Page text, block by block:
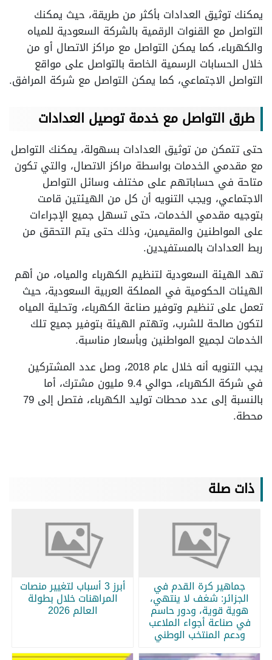
يمكنك توثيق العدادات بأكثر من طريقة، حيث يمكنك
التواصل مع القنوات الرقمية بالشركة السعودية للمياه
والكهرباء، كما يمكن التواصل مع مراكز الاتصال أو من
خلال الحسابات الرسمية الخاصة بالتواصل على مواقع
التواصل الاجتماعي، كما يمكن التواصل مع شركة المرافق.
طرق التواصل مع خدمة توصيل العدادات
حتى تتمكن من توثيق العدادات بسهولة، يمكنك التواصل
مع مقدمي الخدمات بواسطة مراكز الاتصال، والتي تكون
متاحة في حساباتهم على مختلف وسائل التواصل
الاجتماعي، ويجب التنويه أن كل من الهيئتين قامت
بتوجيه مقدمي الخدمات، حتى تسهل جميع الإجراءات
على المواطنين والمقيمين، وذلك حتى يتم التحقق من
ربط العدادات بالمستفيدين.
تهد الهيئة السعودية لتنظيم الكهرباء والمياه، من أهم
الهيئات الحكومية في المملكة العربية السعودية، حيث
تعمل على تنظيم وتوفير صناعة الكهرباء، وتحلية المياه
لتكون صالحة للشرب، وتهتم الهيئة بتوفير جميع تلك
الخدمات لجميع المواطنين وبأسعار مناسبة.
يجب التنويه أنه خلال عام 2018، وصل عدد المشتركين
في شركة الكهرباء، حوالي 9.4 مليون مشترك، أما
بالنسبة إلى عدد محطات توليد الكهرباء، فتصل إلى 79
محطة.
ذات صلة
جماهير كرة القدم في
الجزائر: شغف لا ينتهي،
هوية قوية، ودور حاسم
في صناعة أجواء الملاعب
ودعم المنتخب الوطني
أبرز 3 أسباب لتغيير منصات
المراهنات خلال بطولة
العالم 2026